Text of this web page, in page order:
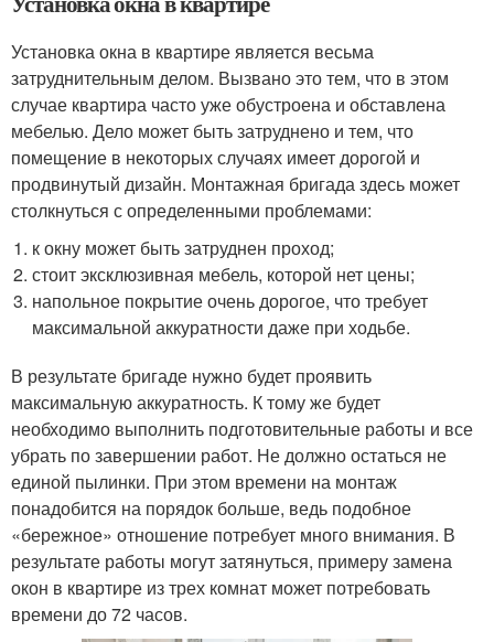
Установка окна в квартире является весьма
затруднительным делом. Вызвано это тем, что в этом
случае квартира часто уже обустроена и обставлена
мебелью. Дело может быть затруднено и тем, что
помещение в некоторых случаях имеет дорогой и
продвинутый дизайн. Монтажная бригада здесь может
столкнуться с определенными проблемами:
к окну может быть затруднен проход;
стоит эксклюзивная мебель, которой нет цены;
напольное покрытие очень дорогое, что требует
максимальной аккуратности даже при ходьбе.
В результате бригаде нужно будет проявить
максимальную аккуратность. К тому же будет
необходимо выполнить подготовительные работы и все
убрать по завершении работ. Не должно остаться не
единой пылинки. При этом времени на монтаж
понадобится на порядок больше, ведь подобное
«бережное» отношение потребует много внимания. В
результате работы могут затянуться, примеру замена
окон в квартире из трех комнат может потребовать
времени до 72 часов.